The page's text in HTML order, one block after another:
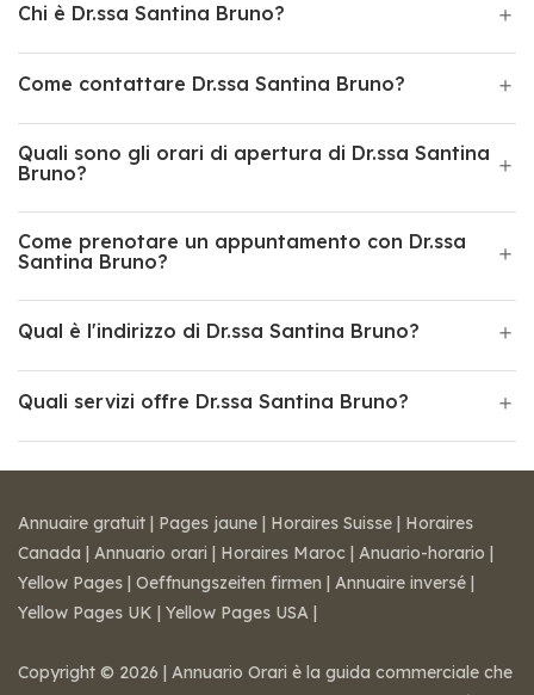
Chi è Dr.ssa Santina Bruno?
Come contattare Dr.ssa Santina Bruno?
Quali sono gli orari di apertura di Dr.ssa Santina
Bruno?
Come prenotare un appuntamento con Dr.ssa
Santina Bruno?
Qual è l'indirizzo di Dr.ssa Santina Bruno?
Quali servizi offre Dr.ssa Santina Bruno?
Annuaire gratuit | Pages jaune | Horaires Suisse | Horaires
Canada | Annuario orari | Horaires Maroc | Anuario-horario |
Yellow Pages | Oeffnungszeiten firmen | Annuaire inversé |
Yellow Pages UK | Yellow Pages USA |
Copyright © 2026 | Annuario Orari è la guida commerciale che